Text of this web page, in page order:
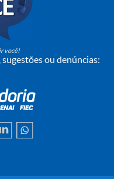
você!
ou denúncias: